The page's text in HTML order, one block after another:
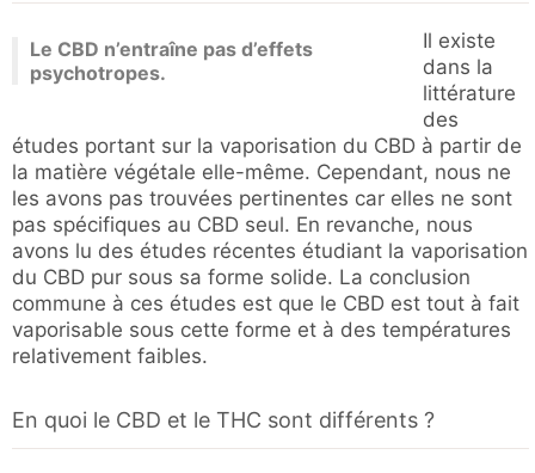
Le CBD n’entraîne pas d’effets
psychotropes.
Il existe
dans la
littérature
des
études portant sur la vaporisation du CBD à partir de
la matière végétale elle-même. Cependant, nous ne
les avons pas trouvées pertinentes car elles ne sont
pas spécifiques au CBD seul. En revanche, nous
avons lu des études récentes étudiant la vaporisation
du CBD pur sous sa forme solide. La conclusion
commune à ces études est que le CBD est tout à fait
vaporisable sous cette forme et à des températures
relativement faibles.
En quoi le CBD et le THC sont différents ?